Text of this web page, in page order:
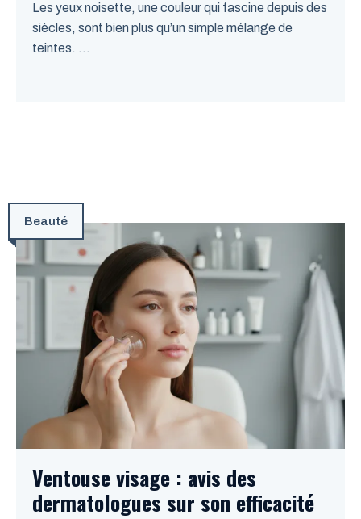
Les yeux noisette, une couleur qui fascine depuis des
siècles, sont bien plus qu’un simple mélange de
teintes. ...
Beauté
Ventouse visage : avis des
dermatologues sur son efficacité